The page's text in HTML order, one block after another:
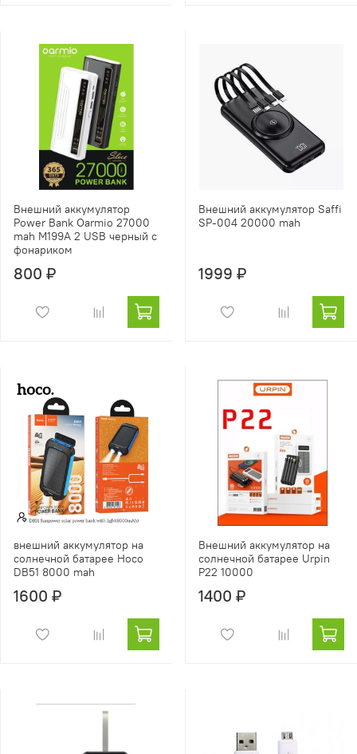
Внешний аккумулятор
Power Bank Oarmio 27000
mah M199A 2 USB черный с
фонариком
800 ₽
Внешний аккумулятор Saffi
SP-004 20000 mah
1999 ₽
внешний аккумулятор на
солнечной батарее Hoco
DB51 8000 mah
1600 ₽
Внешний аккумулятор на
солнечной батарее Urpin
P22 10000
1400 ₽